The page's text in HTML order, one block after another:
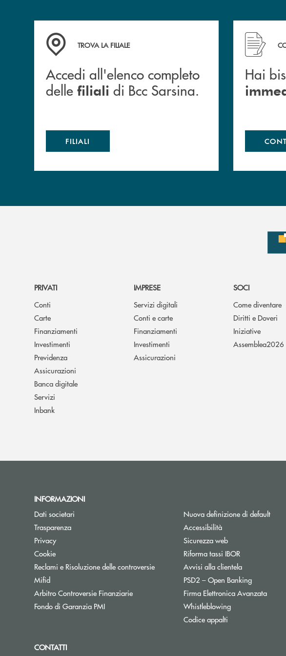
Accedi all'elenco completo delle filiali di Bcc Sarsina.
TROVA LA FILIALE
Accedi all'elenco completo
delle filiali di Bcc Sarsina.
FILIALI
Hai
Hai
PRIVATI
Conti
Carte
Finanziamenti
Investimenti
Previdenza
Assicurazioni
Banca digitale
Servizi
Inbank
IMPRESE
Servizi digitali
Conti e carte
Finanziamenti
Investimenti
Assicurazioni
SOCI
Come diventare
Diritti e Doveri
Iniziative
Assemblea2026
INFORMAZIONI
Dati societari
Trasparenza
Privacy
Cookie
Reclami e Risoluzione delle controversie
Mifid
Arbitro Controversie FinanziarieApre una nuova finestra
Fondo di Garanzia PMIApre una nuova finestra
Nuova definizione di default
Accessibilità
Sicurezza web
Riforma tassi IBORApre una
Avvisi alla clientela
PSD2 – Open BankingApre una
Firma Elettronica Avanzata
Whistleblowing
Codice appalti
CONTATTI